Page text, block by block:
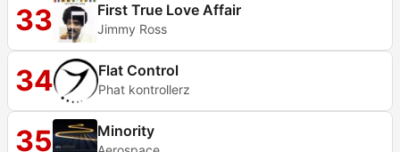
33 First True Love Affair
Jimmy Ross
34 Flat Control
Phat kontrollerz
35 Minority